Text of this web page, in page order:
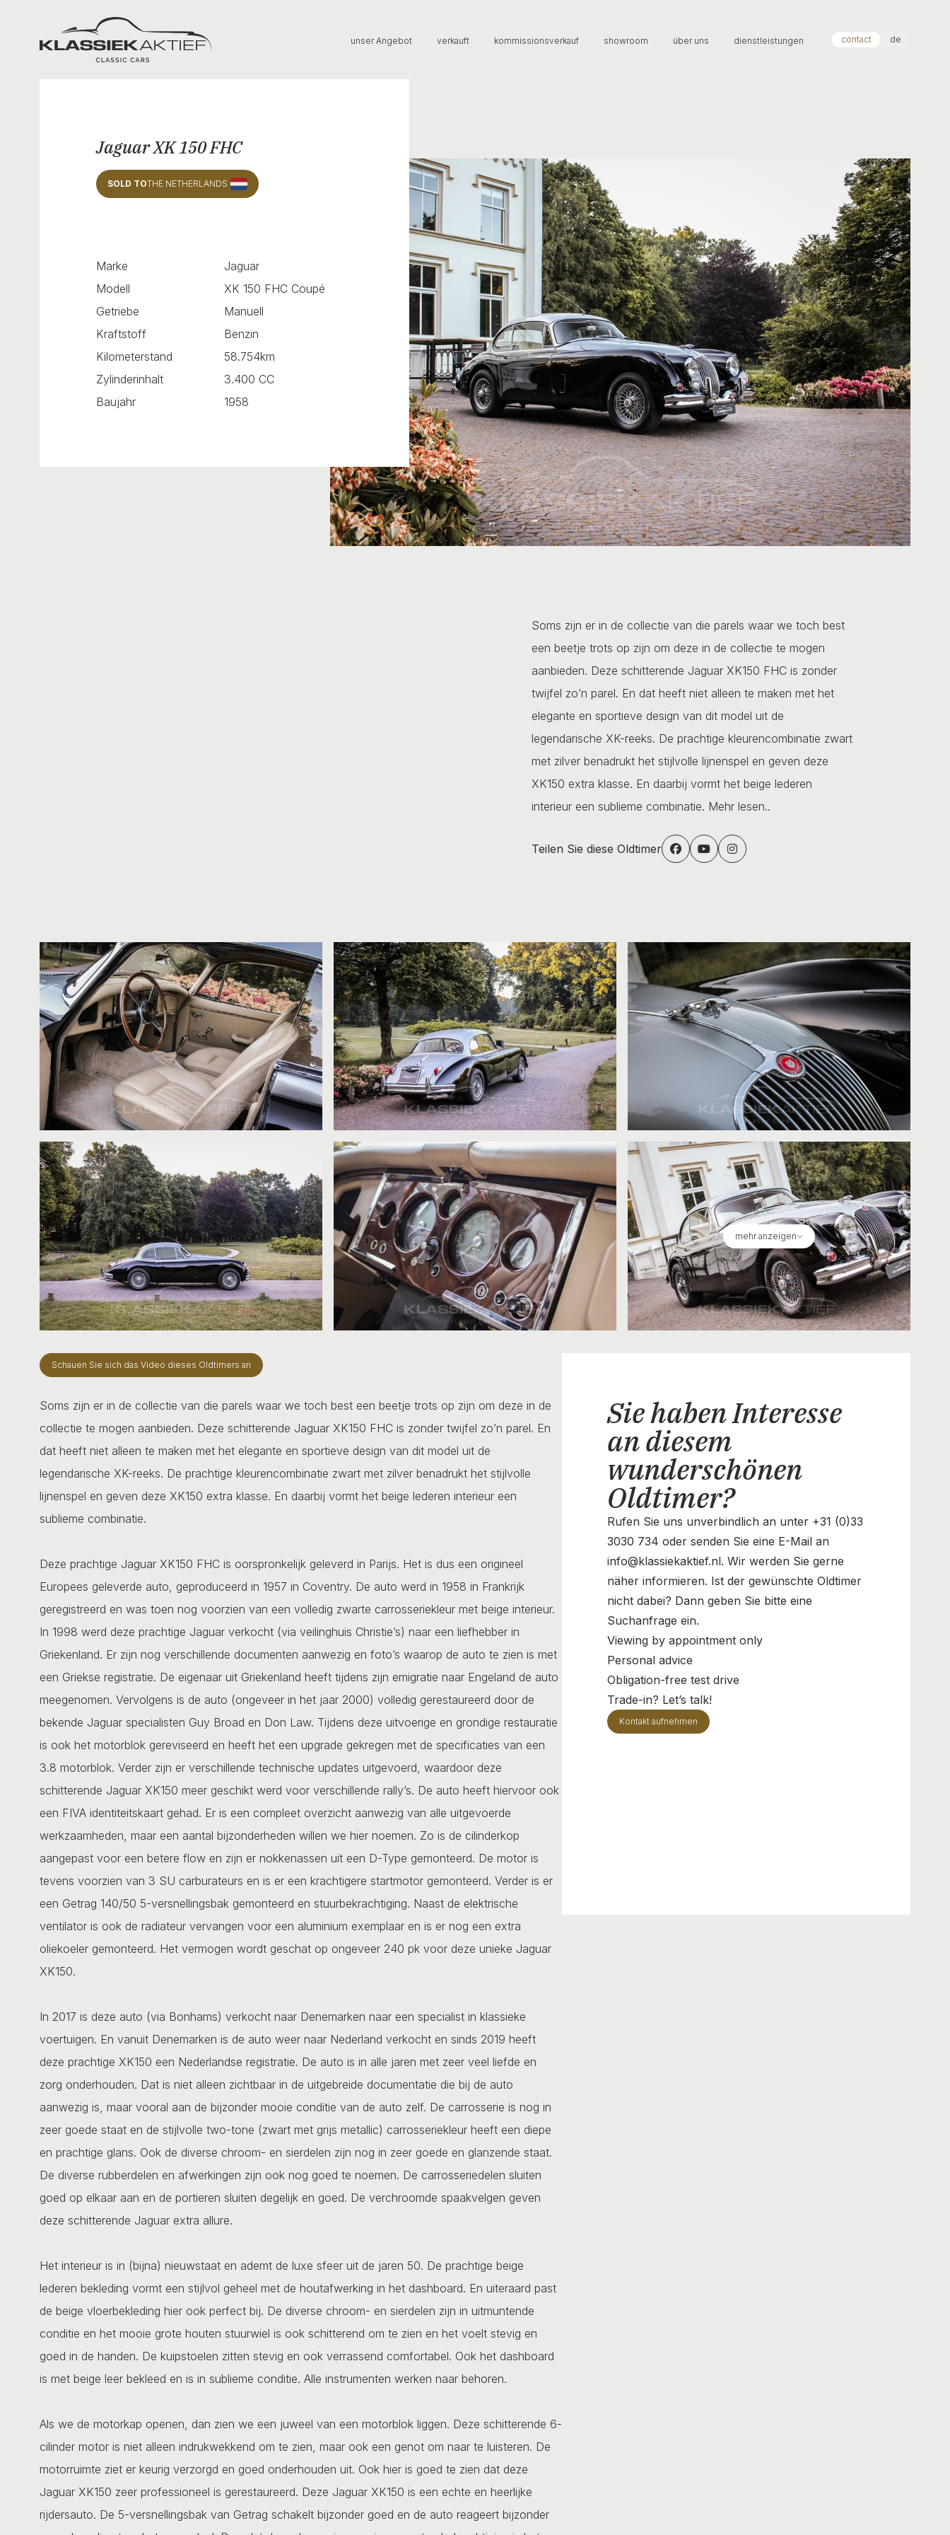
Klassiek Aktief
unser Angebot verkauft kommissionsverkauf showroom über uns dienstleistungen contact de
Jaguar XK 150 FHC
SOLD TOTHE NETHERLANDS
Marke
Jaguar
Modell
XK 150 FHC Coupé
Getriebe
Manuell
Kraftstoff
Benzin
Kilometerstand
58.754km
Zylinderinhalt
3.400 CC
Baujahr
1958
Soms zijn er in de collectie van die parels waar we toch best
een beetje trots op zijn om deze in de collectie te mogen
aanbieden. Deze schitterende Jaguar XK150 FHC is zonder
twijfel zo’n parel. En dat heeft niet alleen te maken met het
elegante en sportieve design van dit model uit de
legendarische XK-reeks. De prachtige kleurencombinatie zwart
met zilver benadrukt het stijlvolle lijnenspel en geven deze
XK150 extra klasse. En daarbij vormt het beige lederen
interieur een sublieme combinatie. Mehr lesen..
Teilen Sie diese Oldtimer
mehr anzeigen
Schauen Sie sich das Video dieses Oldtimers an
Soms zijn er in de collectie van die parels waar we toch best een beetje trots op zijn om deze in de
collectie te mogen aanbieden. Deze schitterende Jaguar XK150 FHC is zonder twijfel zo’n parel. En
dat heeft niet alleen te maken met het elegante en sportieve design van dit model uit de
legendarische XK-reeks. De prachtige kleurencombinatie zwart met zilver benadrukt het stijlvolle
lijnenspel en geven deze XK150 extra klasse. En daarbij vormt het beige lederen interieur een
sublieme combinatie.
Deze prachtige Jaguar XK150 FHC is oorspronkelijk geleverd in Parijs. Het is dus een origineel
Europees geleverde auto, geproduceerd in 1957 in Coventry. De auto werd in 1958 in Frankrijk
geregistreerd en was toen nog voorzien van een volledig zwarte carrosseriekleur met beige interieur.
In 1998 werd deze prachtige Jaguar verkocht (via veilinghuis Christie’s) naar een liefhebber in
Griekenland. Er zijn nog verschillende documenten aanwezig en foto’s waarop de auto te zien is met
een Griekse registratie. De eigenaar uit Griekenland heeft tijdens zijn emigratie naar Engeland de auto
meegenomen. Vervolgens is de auto (ongeveer in het jaar 2000) volledig gerestaureerd door de
bekende Jaguar specialisten Guy Broad en Don Law. Tijdens deze uitvoerige en grondige restauratie
is ook het motorblok gereviseerd en heeft het een upgrade gekregen met de specificaties van een
3.8 motorblok. Verder zijn er verschillende technische updates uitgevoerd, waardoor deze
schitterende Jaguar XK150 meer geschikt werd voor verschillende rally’s. De auto heeft hiervoor ook
een FIVA identiteitskaart gehad. Er is een compleet overzicht aanwezig van alle uitgevoerde
werkzaamheden, maar een aantal bijzonderheden willen we hier noemen. Zo is de cilinderkop
aangepast voor een betere flow en zijn er nokkenassen uit een D-Type gemonteerd. De motor is
tevens voorzien van 3 SU carburateurs en is er een krachtigere startmotor gemonteerd. Verder is er
een Getrag 140/50 5-versnellingsbak gemonteerd en stuurbekrachtiging. Naast de elektrische
ventilator is ook de radiateur vervangen voor een aluminium exemplaar en is er nog een extra
oliekoeler gemonteerd. Het vermogen wordt geschat op ongeveer 240 pk voor deze unieke Jaguar
XK150.
In 2017 is deze auto (via Bonhams) verkocht naar Denemarken naar een specialist in klassieke
voertuigen. En vanuit Denemarken is de auto weer naar Nederland verkocht en sinds 2019 heeft
deze prachtige XK150 een Nederlandse registratie. De auto is in alle jaren met zeer veel liefde en
zorg onderhouden. Dat is niet alleen zichtbaar in de uitgebreide documentatie die bij de auto
aanwezig is, maar vooral aan de bijzonder mooie conditie van de auto zelf. De carrosserie is nog in
zeer goede staat en de stijlvolle two-tone (zwart met grijs metallic) carrosseriekleur heeft een diepe
en prachtige glans. Ook de diverse chroom- en sierdelen zijn nog in zeer goede en glanzende staat.
De diverse rubberdelen en afwerkingen zijn ook nog goed te noemen. De carrosseriedelen sluiten
goed op elkaar aan en de portieren sluiten degelijk en goed. De verchroomde spaakvelgen geven
deze schitterende Jaguar extra allure.
Het interieur is in (bijna) nieuwstaat en ademt de luxe sfeer uit de jaren 50. De prachtige beige
lederen bekleding vormt een stijlvol geheel met de houtafwerking in het dashboard. En uiteraard past
de beige vloerbekleding hier ook perfect bij. De diverse chroom- en sierdelen zijn in uitmuntende
conditie en het mooie grote houten stuurwiel is ook schitterend om te zien en het voelt stevig en
goed in de handen. De kuipstoelen zitten stevig en ook verrassend comfortabel. Ook het dashboard
is met beige leer bekleed en is in sublieme conditie. Alle instrumenten werken naar behoren.
Als we de motorkap openen, dan zien we een juweel van een motorblok liggen. Deze schitterende 6-
cilinder motor is niet alleen indrukwekkend om te zien, maar ook een genot om naar te luisteren. De
motorruimte ziet er keurig verzorgd en goed onderhouden uit. Ook hier is goed te zien dat deze
Jaguar XK150 zeer professioneel is gerestaureerd. Deze Jaguar XK150 is een echte en heerlijke
rijdersauto. De 5-versnellingsbak van Getrag schakelt bijzonder goed en de auto reageert bijzonder
Sie haben Interesse
an diesem
wunderschönen
Oldtimer?
Rufen Sie uns unverbindlich an unter +31 (0)33
3030 734 oder senden Sie eine E-Mail an
info@klassiekaktief.nl. Wir werden Sie gerne
näher informieren. Ist der gewünschte Oldtimer
nicht dabei? Dann geben Sie bitte eine
Suchanfrage ein.
Viewing by appointment only
Personal advice
Obligation-free test drive
Trade-in? Let’s talk!
Kontakt aufnehmen